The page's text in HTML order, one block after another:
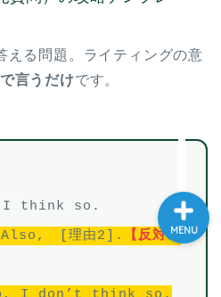
える問題。ライティングの意
言うだけです。
think so.
Also, [理由2].
【反対のMENU
過去記事